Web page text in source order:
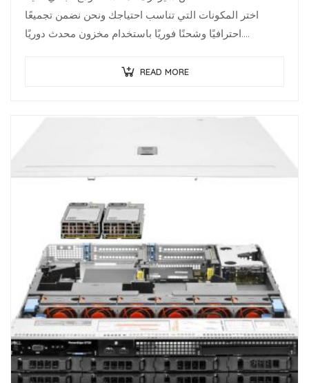
اختر المكونات التي تناسب احتياجك ونحن نضمن تجميعًا
احترافيًا وشحنًا فوريًا باستخدام مخزون محدث دوريًا.
READ MORE